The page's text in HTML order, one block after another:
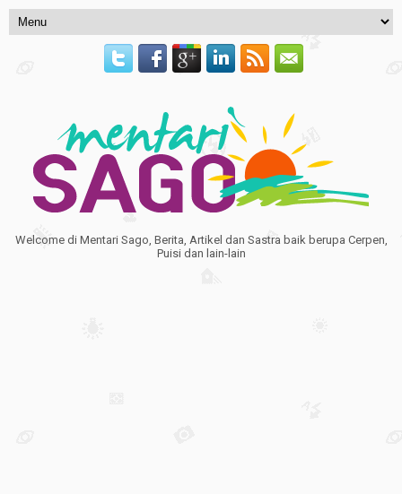
Welcome di Mentari Sago, Berita, Artikel dan Sastra baik berupa Cerpen,
Puisi dan lain-lain